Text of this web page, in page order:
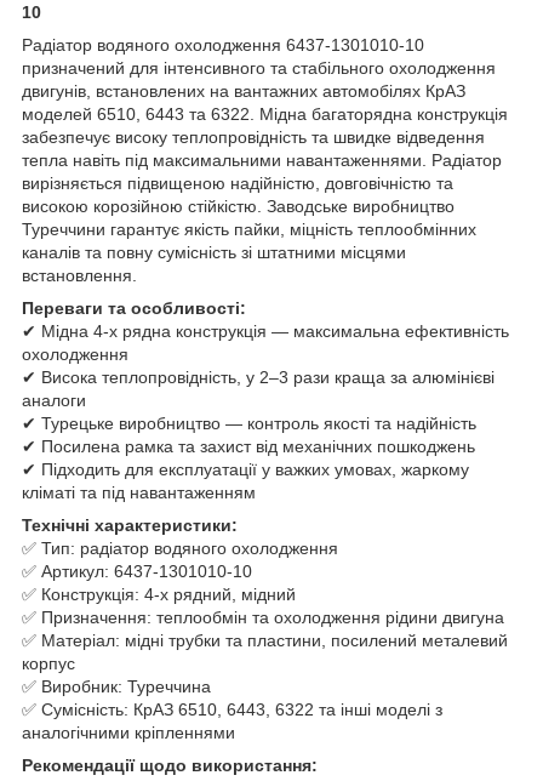
10
Радіатор водяного охолодження 6437-1301010-10
призначений для інтенсивного та стабільного охолодження
двигунів, встановлених на вантажних автомобілях КрАЗ
моделей 6510, 6443 та 6322. Мідна багаторядна конструкція
забезпечує високу теплопровідність та швидке відведення
тепла навіть під максимальними навантаженнями. Радіатор
вирізняється підвищеною надійністю, довговічністю та
високою корозійною стійкістю. Заводське виробництво
Туреччини гарантує якість пайки, міцність теплообмінних
каналів та повну сумісність зі штатними місцями
встановлення.
Переваги та особливості:
✔ Мідна 4-х рядна конструкція — максимальна ефективність
охолодження
✔ Висока теплопровідність, у 2–3 рази краща за алюмінієві
аналоги
✔ Турецьке виробництво — контроль якості та надійність
✔ Посилена рамка та захист від механічних пошкоджень
✔ Підходить для експлуатації у важких умовах, жаркому
кліматі та під навантаженням
Технічні характеристики:
✅ Тип: радіатор водяного охолодження
✅ Артикул: 6437-1301010-10
✅ Конструкція: 4-х рядний, мідний
✅ Призначення: теплообмін та охолодження рідини двигуна
✅ Матеріал: мідні трубки та пластини, посилений металевий
корпус
✅ Виробник: Туреччина
✅ Сумісність: КрАЗ 6510, 6443, 6322 та інші моделі з
аналогічними кріпленнями
Рекомендації щодо використання: